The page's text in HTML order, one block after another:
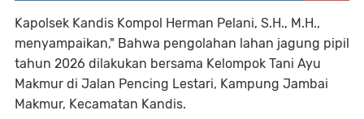
Kapolsek Kandis Kompol Herman Pelani, S.H., M.H.,
menyampaikan," Bahwa pengolahan lahan jagung pipil
tahun 2026 dilakukan bersama Kelompok Tani Ayu
Makmur di Jalan Pencing Lestari, Kampung Jambai
Makmur, Kecamatan Kandis.